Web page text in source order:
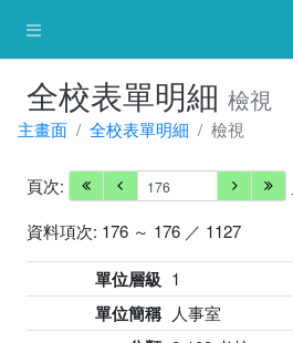
全校表單明細 檢視
主畫面 全校表單明細 檢視
頁次:
資料項次: 176 ～ 176 ／ 1127
單位層級 1
單位簡稱 人事室